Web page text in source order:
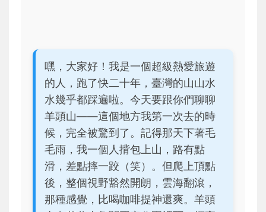
嘿，大家好！我是一個超級熱愛旅遊
的人，跑了快二十年，臺灣的山山水
水幾乎都踩遍啦。今天要跟你們聊聊
羊頭山——這個地方我第一次去的時
候，完全被驚到了。記得那天下著毛
毛雨，我一個人揹包上山，路有點
滑，差點摔一跤（笑）。但爬上頂點
後，整個視野豁然開朗，雲海翻滾，
那種感覺，比喝咖啡提神還爽。羊頭